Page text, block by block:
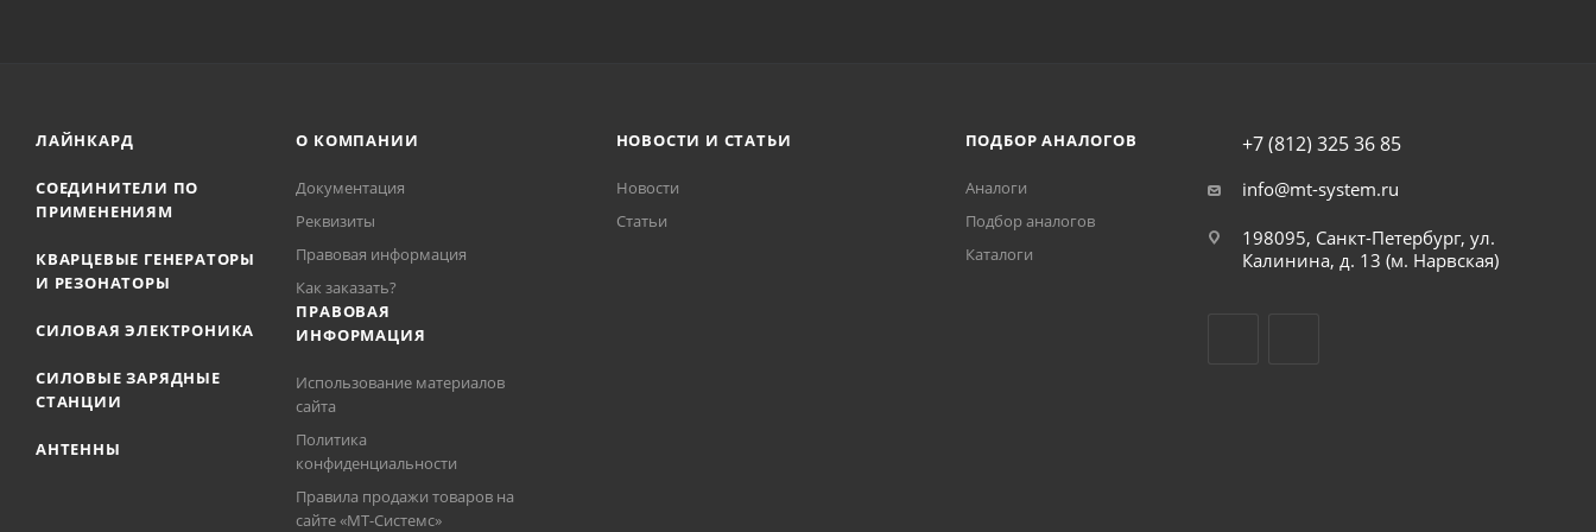
ЛАЙНКАРД
СОЕДИНИТЕЛИ ПО
ПРИМЕНЕНИЯМ
КВАРЦЕВЫЕ ГЕНЕРАТОРЫ
И РЕЗОНАТОРЫ
СИЛОВАЯ ЭЛЕКТРОНИКА
СИЛОВЫЕ ЗАРЯДНЫЕ
СТАНЦИИ
АНТЕННЫ
О КОМПАНИИ
Документация
Реквизиты
Правовая информация
Как заказать?
ПРАВОВАЯ
ИНФОРМАЦИЯ
Использование материалов
сайта
Политика
конфиденциальности
Правила продажи товаров на
сайте «МТ-Системс»
НОВОСТИ И СТАТЬИ
Новости
Статьи
ПОДБОР АНАЛОГОВ
Аналоги
Подбор аналогов
Каталоги
+7 (812) 325 36 85
info@mt-system.ru
198095, Санкт-Петербург, ул.
Калинина, д. 13 (м. Нарвская)